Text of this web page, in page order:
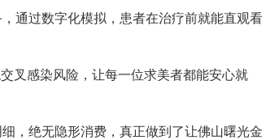
通过数字化模拟，患者在治疗前就能直观看
叉感染风险，让每一位求美者都能安心就
，绝无隐形消费，真正做到了让佛山曙光金